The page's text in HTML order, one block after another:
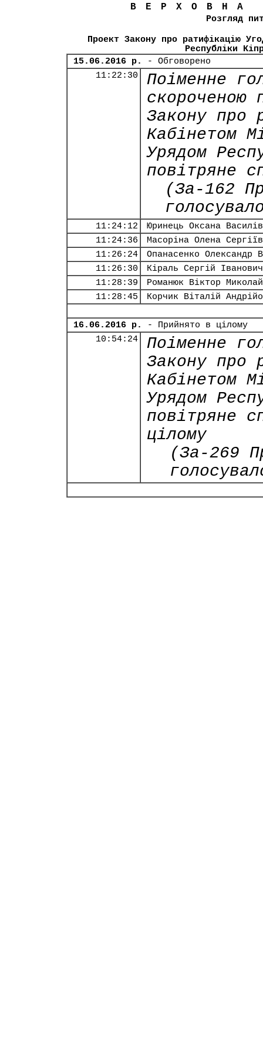
Розгляд
Проект Закону про ратифікацію
Республіки
15.06.2016 р.
- Обговорено
11:22:30
Поіменне
скороченою
Закону про
Кабінетом
Урядом
повітряне
(За-162
11:24:12
Юринець Оксана
11:24:36
Масоріна Олена
11:26:24
Опанасенко Олександр
11:26:30
Кіраль Сергій Іванович
11:28:39
Романюк Віктор
11:28:45
Корчик Віталій
16.06.2016 р.
- Прийнято в цілому
10:54:24
Поіменне
Закону про
Кабінетом
Урядом
повітряне
цілому
(За-269